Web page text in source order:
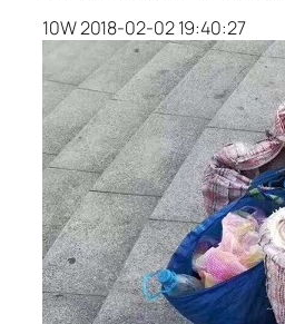
10W 2018-02-02 19:40:27